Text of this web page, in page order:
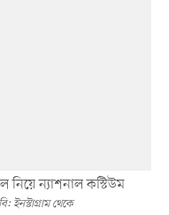
নিয়ে ন্যাশনাল কস্টিউম
ইনস্টাগ্রাম থেকে